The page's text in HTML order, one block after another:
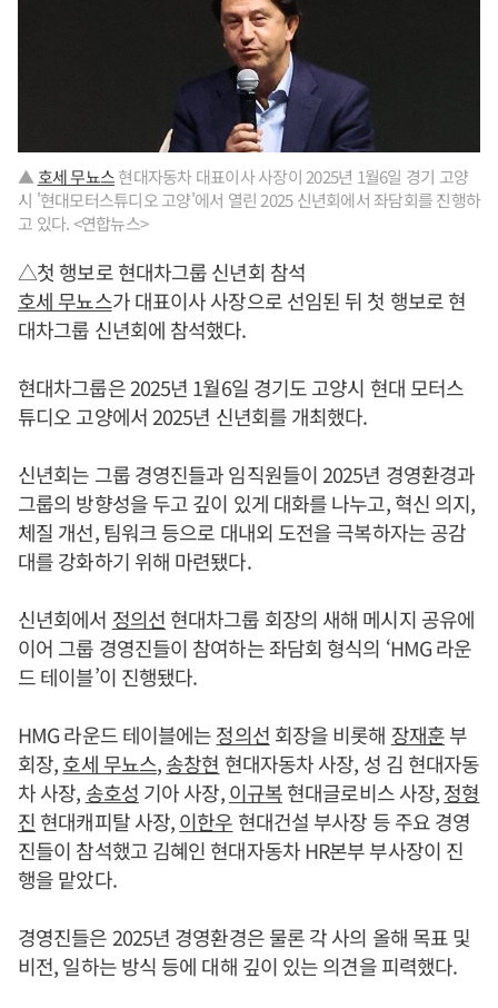
▲ 호세 무뇨스현대자동차 대표이사 사장이 2025년 1월6일 경기 고양
시 '현대모터스튜디오 고양'에서 열린 2025 신년회에서 좌담회를 진행하
고 있다. <연합뉴스>
△첫 행보로 현대차그룹 신년회 참석
호세 무뇨스가 대표이사 사장으로 선임된 뒤 첫 행보로 현
대차그룹 신년회에 참석했다.
현대차그룹은 2025년 1월6일 경기도 고양시 현대 모터스
튜디오 고양에서 2025년 신년회를 개최했다.
신년회는 그룹 경영진들과 임직원들이 2025년 경영환경과
그룹의 방향성을 두고 깊이 있게 대화를 나누고, 혁신 의지,
체질 개선, 팀워크 등으로 대내외 도전을 극복하자는 공감
대를 강화하기 위해 마련됐다.
신년회에서 정의선 현대차그룹 회장의 새해 메시지 공유에
이어 그룹 경영진들이 참여하는 좌담회 형식의 ‘HMG 라운
드 테이블’이 진행됐다.
HMG 라운드 테이블에는정의선 회장을 비롯해 장재훈부
회장,호세 무뇨스,송창현 현대자동차 사장, 성 김 현대자동
차 사장, 송호성 기아 사장,이규복현대글로비스 사장,정형
진 현대캐피탈 사장,이한우 현대건설 부사장 등 주요 경영
진들이 참석했고 김혜인 현대자동차 HR본부 부사장이 진
행을 맡았다.
경영진들은 2025년 경영환경은 물론 각 사의 올해 목표 및
비전, 일하는 방식 등에 대해 깊이 있는 의견을 피력했다.